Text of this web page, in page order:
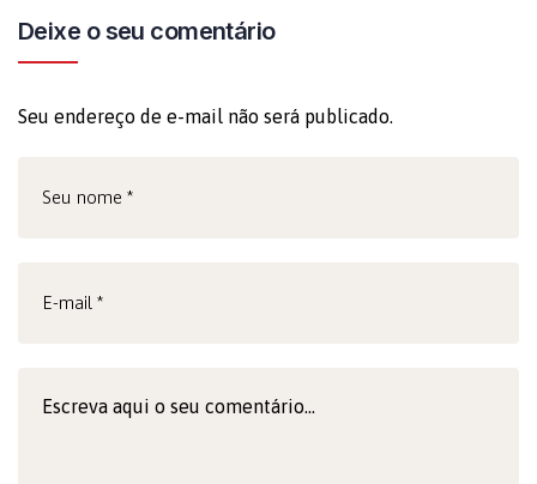
Deixe o seu comentário
Seu endereço de e-mail não será publicado.